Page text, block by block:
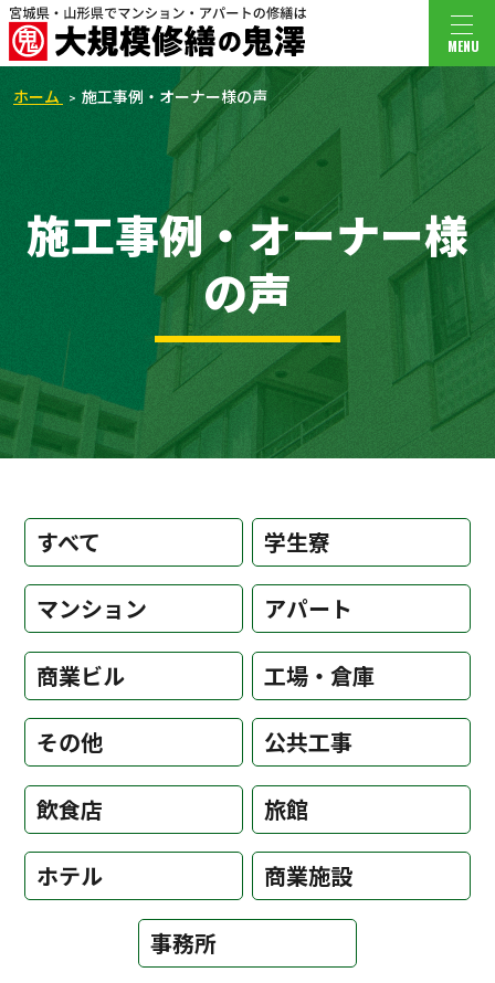
MENU
ホーム 施工事例・オーナー様の声
施工事例・オーナー様
の声
すべて 学生寮
マンション アパート
商業ビル 工場・倉庫
その他 公共工事
飲食店 旅館
ホテル 商業施設
事務所